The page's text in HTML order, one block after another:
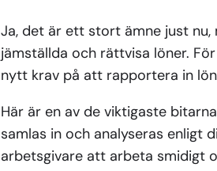
Ja, det är ett stort ämne just
jämställda och rättvisa löner.
nytt krav på att rapportera in
Här är en av de viktigaste
samlas in och analyseras enligt
arbetsgivare att arbeta smidigt